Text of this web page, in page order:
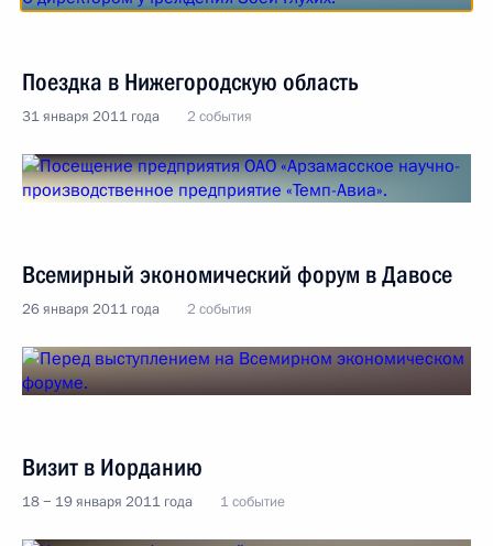
Поездка в Нижегородскую область
31 января 2011 года 2 события
Всемирный экономический форум в Давосе
26 января 2011 года 2 события
Визит в Иорданию
18 − 19 января 2011 года 1 событие